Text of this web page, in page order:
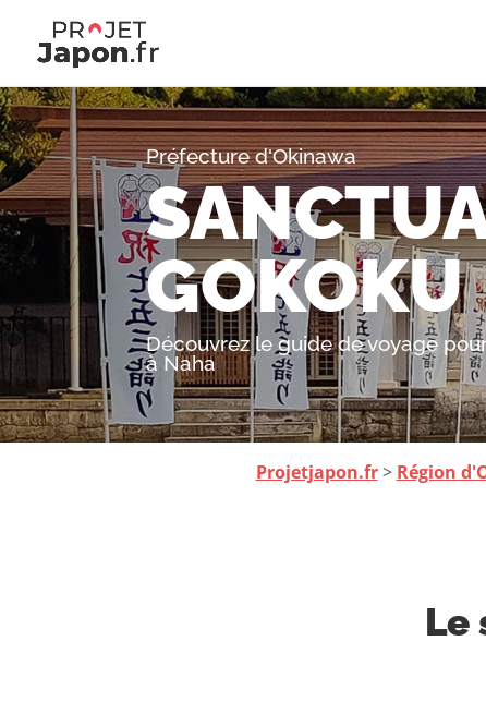
Préfecture d'Okinawa
GOKOKU
Découvrez le guide de voyage
à Naha
Projetjapon.fr> Région
Le